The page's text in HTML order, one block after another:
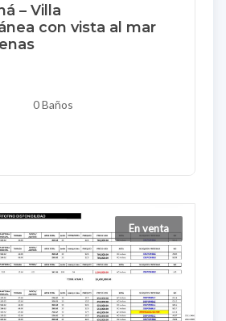
– Villa
con vista al mar
0 Baños
En venta